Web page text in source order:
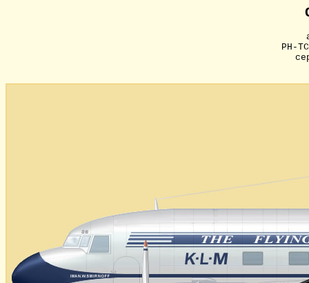
PH-